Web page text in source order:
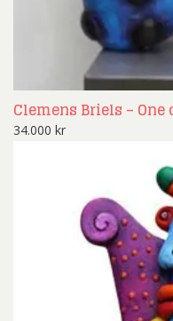
Clemens Briels –
34.000 kr